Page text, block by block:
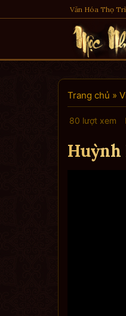
to
Văn Hóa Thọ
Trang chủ »
80 lượt xem
Huỳnh